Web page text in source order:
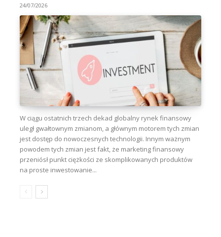
24/07/2026
W ciągu ostatnich trzech dekad globalny rynek finansowy
uległ gwałtownym zmianom, a głównym motorem tych zmian
jest dostęp do nowoczesnych technologii. Innym ważnym
powodem tych zmian jest fakt, że marketing finansowy
przeniósł punkt ciężkości ze skomplikowanych produktów
na proste inwestowanie...